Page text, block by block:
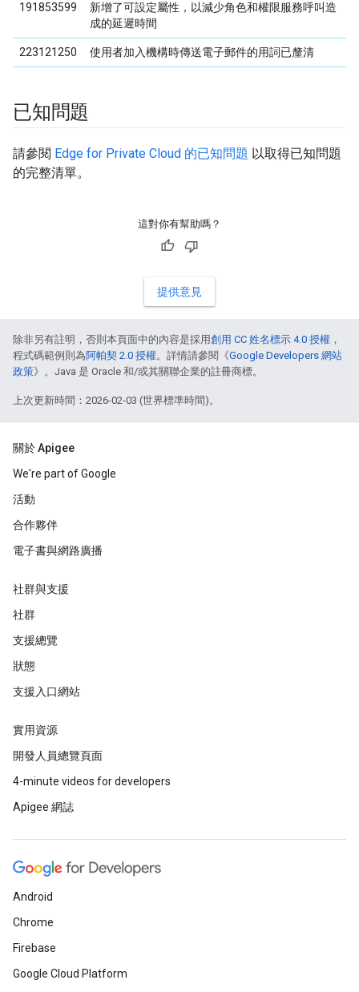
191853599
新增了可設定屬性，以減少角色和權限服務呼叫造
成的延遲時間
223121250 使用者加入機構時傳送電子郵件的用詞已釐清
已知問題
請參閱 Edge for Private Cloud 的已知問題 以取得已知問題
的完整清單。
這對你有幫助嗎？
提供意見
除非另有註明，否則本頁面中的內容是採用創用 CC 姓名標示 4.0 授權 ，
程式碼範例則為阿帕契 2.0 授權。詳情請參閱《Google Developers 網站
政策》。Java 是 Oracle 和/或其關聯企業的註冊商標。
上次更新時間：2026-02-03 (世界標準時間)。
關於 Apigee
We're part of Google
活動
合作夥伴
電子書與網路廣播
社群與支援
社群
支援總覽
狀態
支援入口網站
實用資源
開發人員總覽頁面
4-minute videos for developers
Apigee 網誌
Android
Chrome
Firebase
Google Cloud Platform